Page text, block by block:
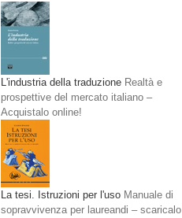
L'industria della traduzioneRealtà e
prospettive del mercato italiano –
Acquistalo online!
La tesi. Istruzioni per l'usoManuale di
sopravvivenza per laureandi – scaricalo